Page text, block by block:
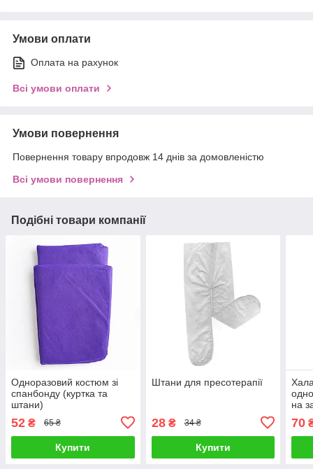
Умови оплати
Оплата на рахунок
Всі умови оплати
Умови повернення
Повернення товару впродовж 14 днів за домовленістю
Всі умови повернення
Подібні товари компанії
Одноразовий костюм зі
спанбонду (куртка та
штани)
52 ₴ 65 ₴
Купити
Штани для пресотерапії
28₴ 34 ₴
Купити
на
70